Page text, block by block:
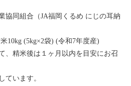
協同組合（JA福岡くるめ にじの耳納
10kg (5kg×2袋) (令和7年度産)
、精米後は１ヶ月以内を目安にお召
ています。